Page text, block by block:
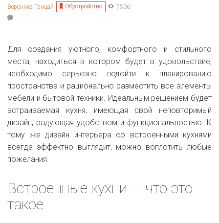
Вероника Грицай Обустройство 7506
Для создания уютного, комфортного и стильного
места, находиться в котором будет в удовольствие,
необходимо серьезно подойти к планированию
пространства и рационально разместить все элементы
мебели и бытовой техники. Идеальным решением будет
встраиваемая кухня, имеющая свой неповторимый
дизайн, радующая удобством и функциональностью. К
тому же дизайн интерьера со встроенными кухнями
всегда эффектно выглядит, можно воплотить любые
пожелания.
Встроенные кухни — что это
такое